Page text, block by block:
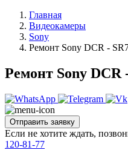
Главная
Видеокамеры
Sony
Ремонт Sony DCR -
Ремонт Sony DCR
Отправить заявку
Если не хотите ждать,
120-81-77